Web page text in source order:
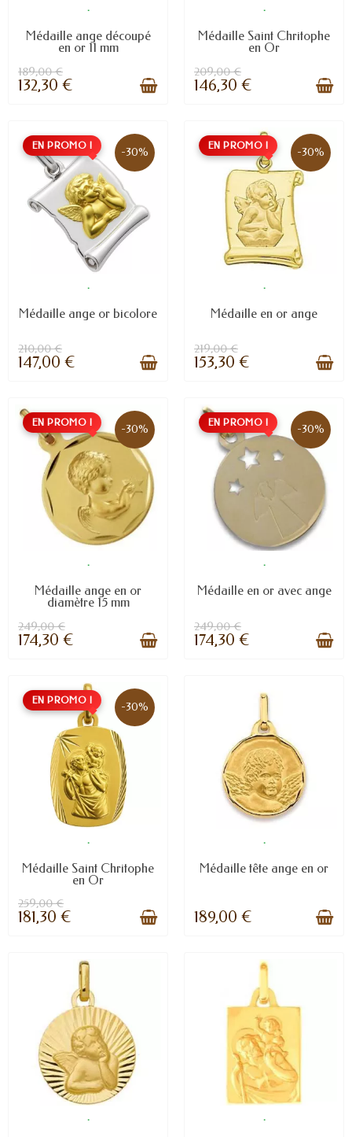
.
Médaille ange découpé
en or 11 mm
189,00 €
132,30 €
.
Médaille Saint Chritophe
en Or
209,00 €
146,30 €
EN PROMO ! -30%
.
Médaille ange or bicolore
210,00 €
147,00 €
EN PROMO ! -30%
.
Médaille en or ange
219,00 €
153,30 €
EN PROMO ! -30%
.
Médaille ange en or
diamètre 15 mm
249,00 €
174,30 €
EN PROMO ! -30%
.
Médaille en or avec ange
249,00 €
174,30 €
EN PROMO ! -30%
.
Médaille Saint Chritophe
en Or
259,00 €
181,30 €
.
Médaille tête ange en or
189,00 €
. .